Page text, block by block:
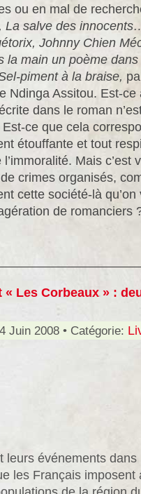
ou en mal de
La salve des
Johnny Chien
la main un poème
piment à la braise,
Ndinga Assitou. Est-
dans le roman
ce que cela
étouffante et tout
Mais c’est
crimes organisés,
cette société-là
de romanciers
« Les Corbeaux » :
Juin 2008 • Catégorie:
leurs événements
les Français imposent